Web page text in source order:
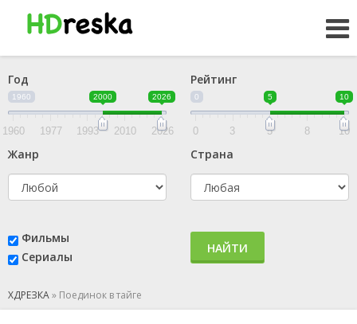
Год
1960 2000 2026
1960 1977 1993 2010 2026
Рейтинг
0 5 10
0 3 5 8 10
Жанр Страна
Фильмы
Сериалы
НАЙТИ
ХДРЕЗКА» Поединок в тайге